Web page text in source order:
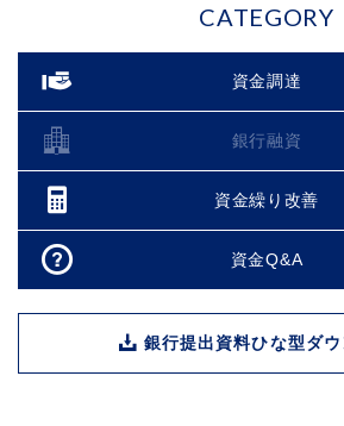
CATEGORY
資金調達
銀行融資
資金繰り改善
資金Q&A
銀行提出資料ひな型ダウ